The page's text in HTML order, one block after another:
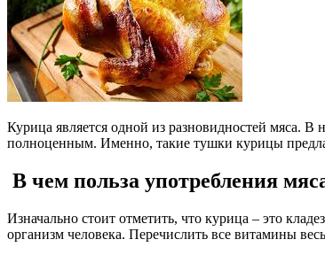
Курица является одной из разновидностей мяса.
полноценным. Именно, такие тушки курицы
В чем польза употребления
Изначально стоит отметить, что курица – это
организм человека. Перечислить все витамины